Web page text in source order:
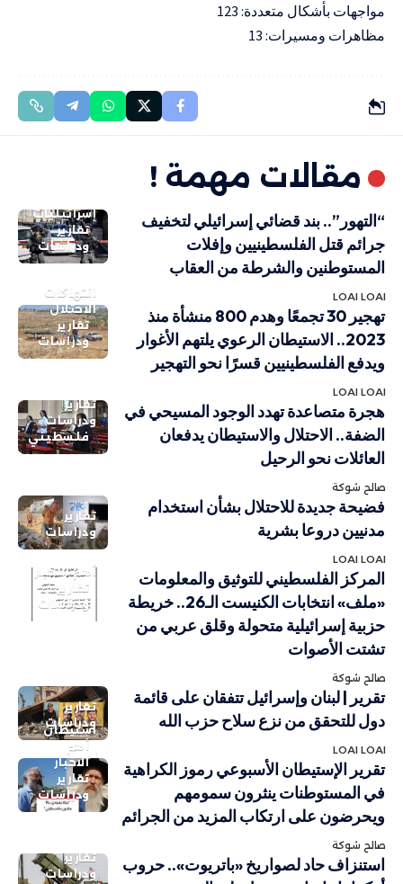
مواجهات بأشكال متعددة: 123
مظاهرات ومسيرات: 13
مقالات مهمة !
إسرائيليات
تقارير
ودراسات
“التهور”.. بند قضائي إسرائيلي لتخفيف
جرائم قتل الفلسطينيين وإفلات
المستوطنين والشرطة من العقاب
LOAI LOAI
انتهاكات
الاحتلال
تقارير
ودراسات
تهجير 30 تجمعًا وهدم 800 منشأة منذ
2023.. الاستيطان الرعوي يلتهم الأغوار
ويدفع الفلسطينيين قسرًا نحو التهجير
LOAI LOAI
تقارير
ودراسات
فلسطيني
هجرة متصاعدة تهدد الوجود المسيحي في
الضفة.. الاحتلال والاستيطان يدفعان
العائلات نحو الرحيل
صالح شوكة
تقارير
ودراسات
فضيحة جديدة للاحتلال بشأن استخدام
مدنيين دروعا بشرية
LOAI LOAI
أهم الاخبار
تقارير
ودراسات
المركز الفلسطيني للتوثيق والمعلومات
«ملف» انتخابات الكنيست الـ26.. خريطة
حزبية إسرائيلية متحولة وقلق عربي من
تشتت الأصوات
صالح شوكة
تقارير
ودراسات
تقرير | لبنان وإسرائيل تتفقان على قائمة
دول للتحقق من نزع سلاح حزب الله
LOAI LOAI
استيطان
أهم
الاخبار
تقارير
ودراسات
تقرير الإستيطان الأسبوعي رموز الكراهية
في المستوطنات ينثرون سمومهم
ويحرضون على ارتكاب المزيد من الجرائم
صالح شوكة
تقارير
ودراسات
استنزاف حاد لصواريخ «باتريوت».. حروب